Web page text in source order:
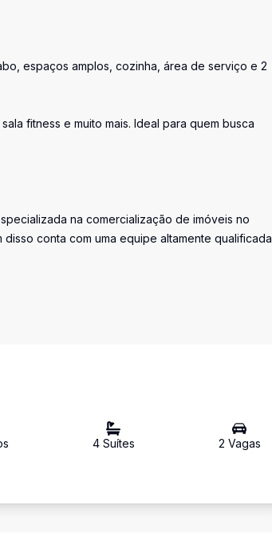
espaços amplos, cozinha, área de serviço e 2
fitness e muito mais. Ideal para quem busca
na comercialização de imóveis no
conta com uma equipe altamente qualificada
s 4Suítes 2 Vagas